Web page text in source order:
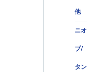
他
ニオ
ブ/
タン